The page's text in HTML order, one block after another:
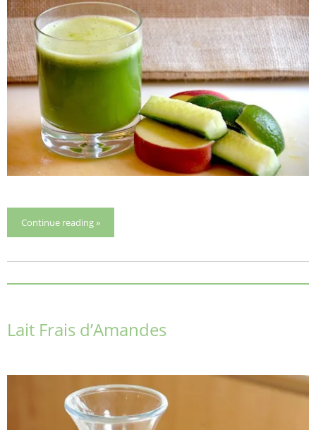
Continue reading »
Lait Frais d’Amandes